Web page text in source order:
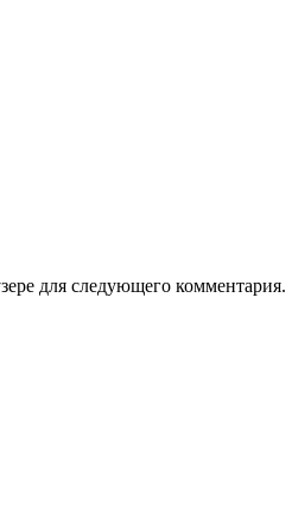
для следующего комментария.